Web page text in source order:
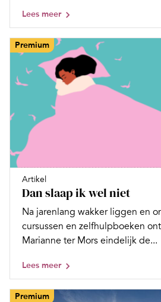
Lees meer
Premium
Artikel
Dan slaap ik wel niet
Na jarenlang wakker liggen en
cursussen en zelfhulpboeken
Marianne ter Mors eindelijk de...
Lees meer
Premium